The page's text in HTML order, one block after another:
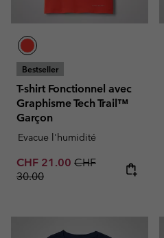
Bestseller
T-shirt Fonctionnel avec
Graphisme Tech Trail™
Garçon
Evacue l'humidité
Sale price:
CHF 21.00 Regular price:
CHF
30.00